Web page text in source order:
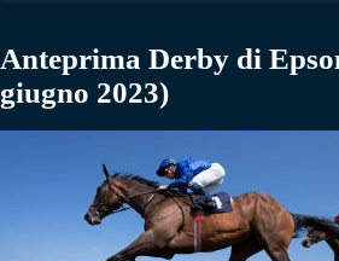
Anteprima Derby di
giugno 2023)